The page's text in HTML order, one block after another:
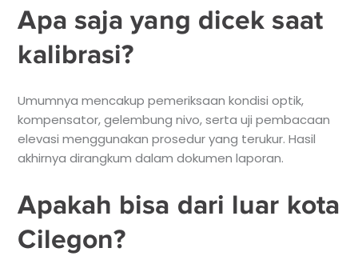
Apa saja yang dicek saat
kalibrasi?
Umumnya mencakup pemeriksaan kondisi optik,
kompensator, gelembung nivo, serta uji pembacaan
elevasi menggunakan prosedur yang terukur. Hasil
akhirnya dirangkum dalam dokumen laporan.
Apakah bisa dari luar kota
Cilegon?